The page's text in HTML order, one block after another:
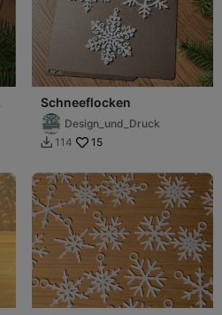
Schneeflocken
Design_und_Druck
 114 15